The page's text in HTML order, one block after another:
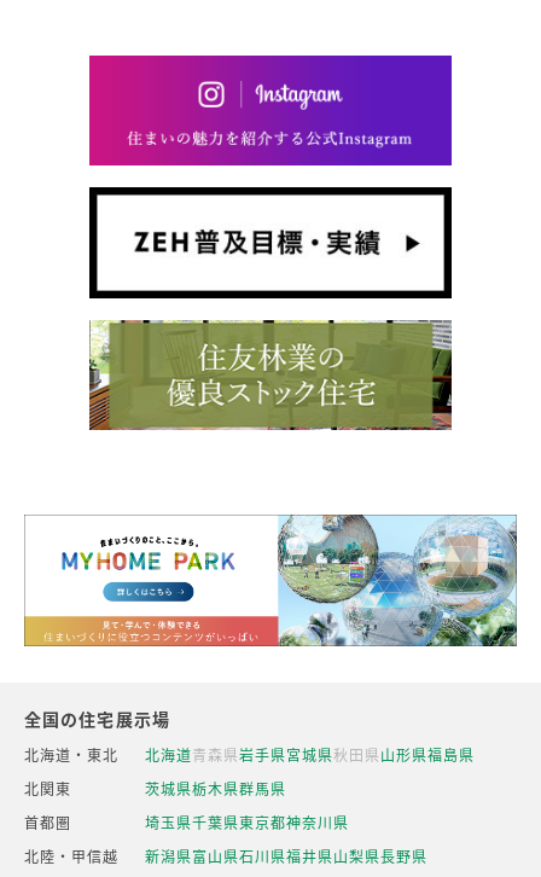
全国の住宅展示場
北海道・東北 北海道青森県岩手県宮城県秋田県山形県福島県
北関東
茨城県栃木県群馬県
首都圏
埼玉県千葉県東京都神奈川県
北陸・甲信越
新潟県富山県石川県福井県山梨県長野県